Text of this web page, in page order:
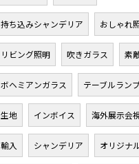
持ち込みシャンデリア おしゃれ
リビング照明 吹きガラス 素
ボヘミアンガラス テーブルラン
生地 インボイス 海外展示会
輸入 シャンデリア オリジナ